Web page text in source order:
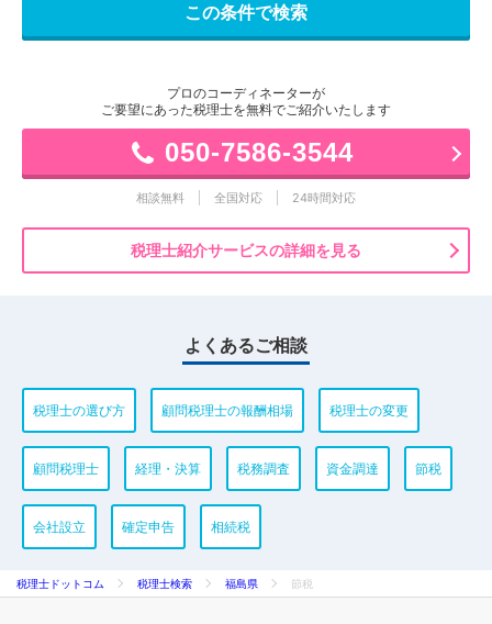
プロのコーディネーターが
ご要望にあった税理士を無料でご紹介いたします
050-7586-3544
相談無料 全国対応 24時間対応
税理士紹介サービスの詳細を見る
よくあるご相談
税理士の選び方 顧問税理士の報酬相場 税理士の変更
顧問税理士 経理・決算 税務調査 資金調達 節税
会社設立 確定申告 相続税
税理士ドットコム 税理士検索 福島県 節税